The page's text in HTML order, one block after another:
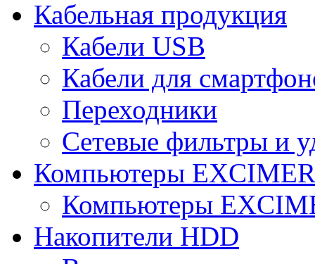
Кабельная продукция
Кабели USB
Кабели для
Переходники
Сетевые фильтры и
Компьютеры
Компьютеры
Накопители HDD